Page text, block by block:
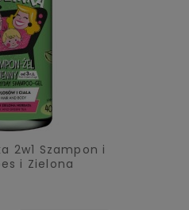
2w1 Szampon i
i Zielona